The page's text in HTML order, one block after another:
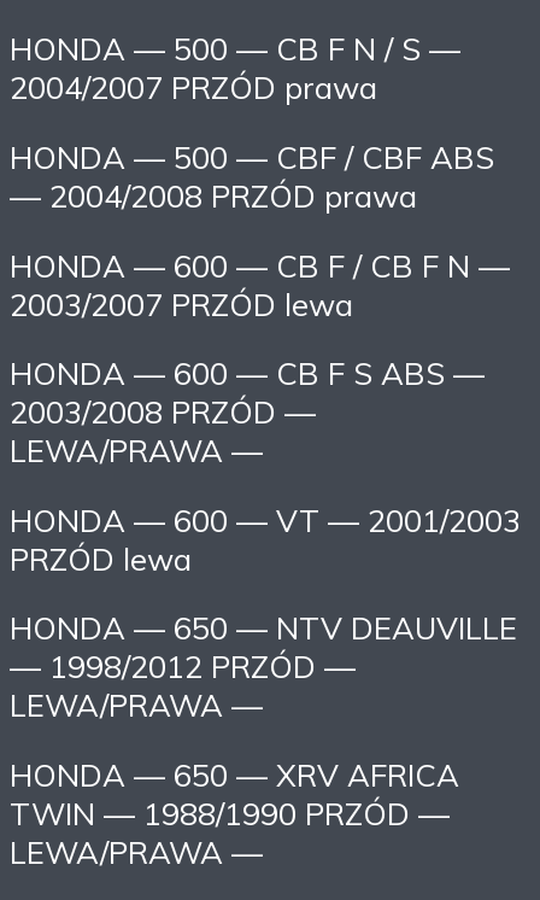
HONDA — 500 — CB F N / S —
2004/2007 PRZÓD prawa
HONDA — 500 — CBF / CBF ABS
— 2004/2008 PRZÓD prawa
HONDA — 600 — CB F / CB F N —
2003/2007 PRZÓD lewa
HONDA — 600 — CB F S ABS —
2003/2008 PRZÓD —
LEWA/PRAWA —
HONDA — 600 — VT — 2001/2003
PRZÓD lewa
HONDA — 650 — NTV DEAUVILLE
— 1998/2012 PRZÓD —
LEWA/PRAWA —
HONDA — 650 — XRV AFRICA
TWIN — 1988/1990 PRZÓD —
LEWA/PRAWA —